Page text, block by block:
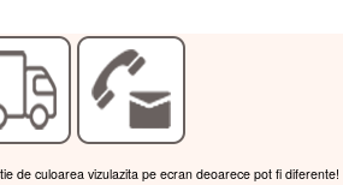
de culoarea vizulazita pe ecran deoarece pot fi diferente!